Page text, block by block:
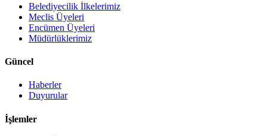
Belediyecilik İlkelerimiz
Meclis Üyeleri
Encümen Üyeleri
Müdürlüklerimiz
Güncel
Haberler
Duyurular
İşlemler